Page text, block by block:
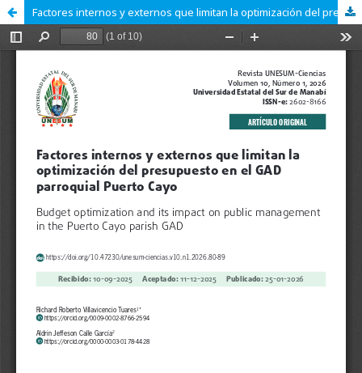
Factores internos y externos que limitan la optimización del presupuesto en el GAD parroquial Puerto Cayo